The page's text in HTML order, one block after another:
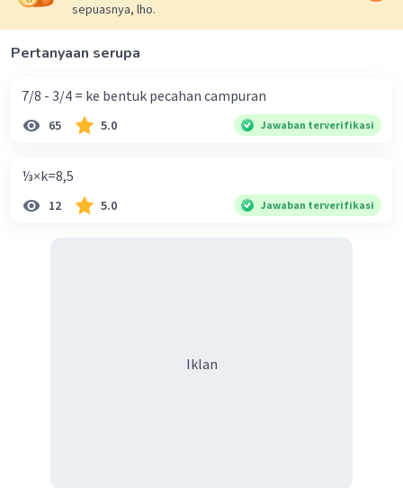
sepuasnya, lho.
Pertanyaan serupa
7/8 - 3/4 = ke bentuk pecahan campuran
65 5.0 Jawaban terverifikasi
⅓×k=8,5
12 5.0 Jawaban terverifikasi
Iklan